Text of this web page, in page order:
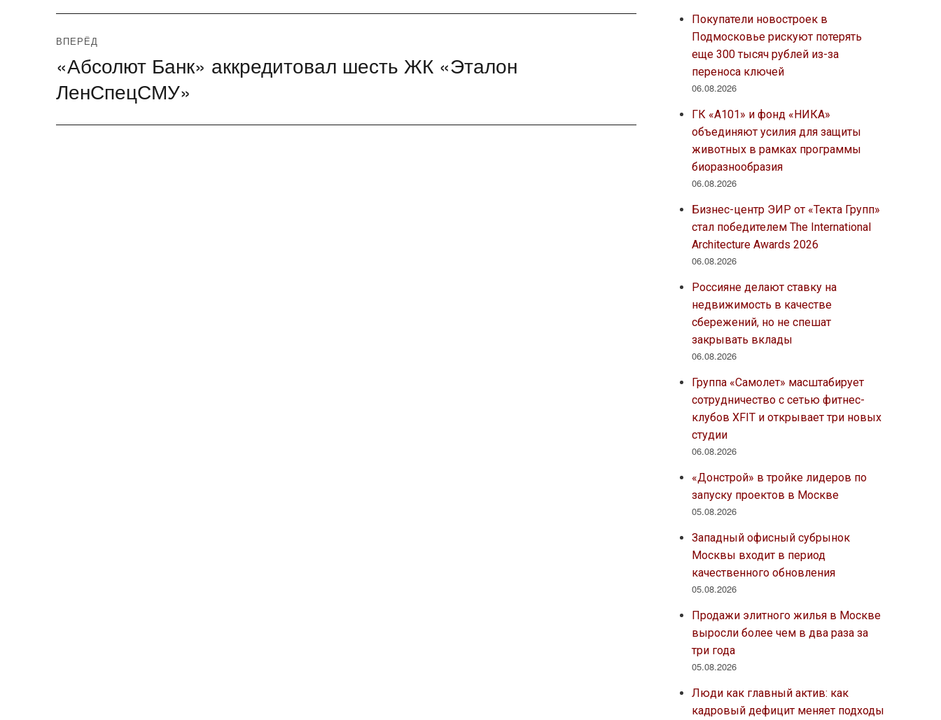
ВПЕРЁД
Следующая
«Абсолют Банк» аккредитовал шесть ЖК «Эталон
ЛенСпецСМУ»
Покупатели новостроек в
Подмосковье рискуют потерять
еще 300 тысяч рублей из-за
переноса ключей
06.08.2026
ГК «А101» и фонд «НИКА»
объединяют усилия для защиты
животных в рамках программы
биоразнообразия
06.08.2026
Бизнес-центр ЭИР от «Текта Групп»
стал победителем The International
Architecture Awards 2026
06.08.2026
Россияне делают ставку на
недвижимость в качестве
сбережений, но не спешат
закрывать вклады
06.08.2026
Группа «Самолет» масштабирует
сотрудничество с сетью фитнес-
клубов XFIT и открывает три новых
студии
06.08.2026
«Донстрой» в тройке лидеров по
запуску проектов в Москве
05.08.2026
Западный офисный субрынок
Москвы входит в период
качественного обновления
05.08.2026
Продажи элитного жилья в Москве
выросли более чем в два раза за
три года
05.08.2026
Люди как главный актив: как
кадровый дефицит меняет подходы